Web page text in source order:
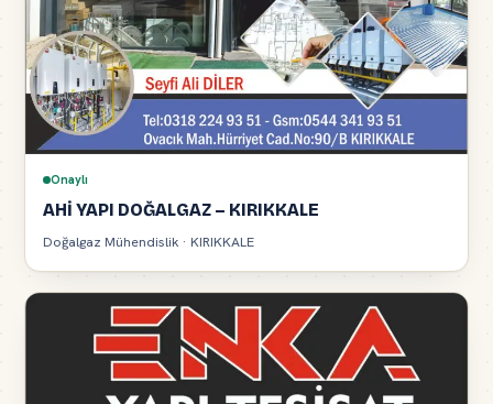
Onaylı
AHİ YAPI DOĞALGAZ – KIRIKKALE
Doğalgaz Mühendislik · KIRIKKALE